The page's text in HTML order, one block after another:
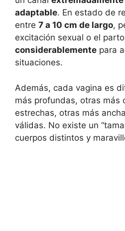
adaptable. En estado de
entre 7 a 10 cm de largo,
excitación sexual o el
considerablemente para
situaciones.
Además, cada vagina es
más profundas, otras más
estrechas, otras más
válidas. No existe un
cuerpos distintos y